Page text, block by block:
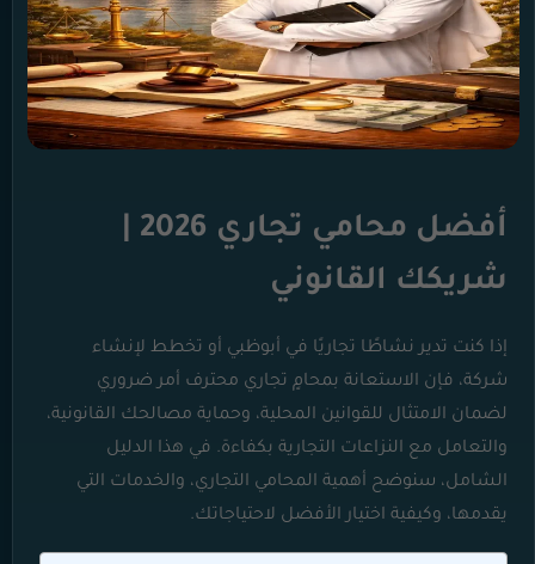
شريكك القانوني
إذا كنت تدير نشاطًا تجاريًا في أبوظبي أو تخطط لإنشاء
شركة، فإن الاستعانة بمحامٍ تجاري محترف أمر ضروري
لضمان الامتثال للقوانين المحلية، وحماية مصالحك القانونية،
والتعامل مع النزاعات التجارية بكفاءة. في هذا الدليل
الشامل، سنوضح أهمية المحامي التجاري، والخدمات التي
يقدمها، وكيفية اختيار الأفضل لاحتياجاتك.